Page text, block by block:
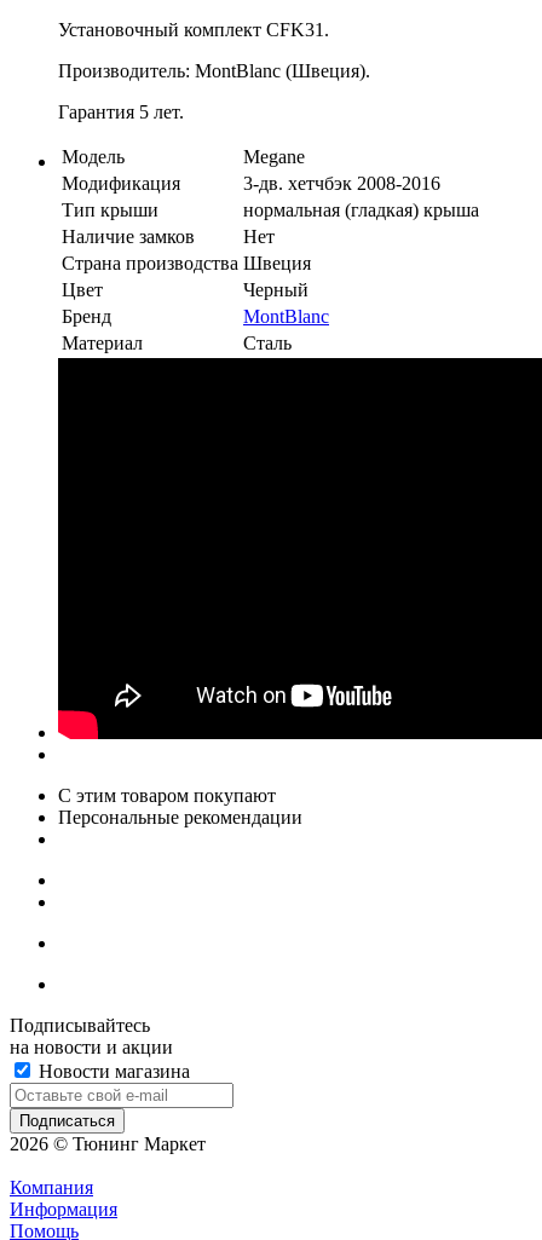
Установочный комплект CFK31.
Производитель: MontBlanc (Швеция).
Гарантия 5 лет.
Модель
Megane
Модификация
3-дв. хетчбэк 2008-2016
Тип крыши
нормальная (гладкая) крыша
Наличие замков
Нет
Страна производства Швеция
Цвет
Черный
Бренд
MontBlanc
Материал
Сталь
С этим товаром покупают
Персональные рекомендации
Подписывайтесь
на новости и акции
Новости магазина
2026 © Тюнинг Маркет
Компания
Информация
Помощь